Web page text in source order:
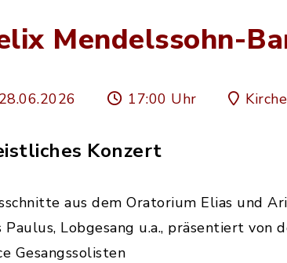
Mendelssohn-
28.06.2026 17:00 Uhr
Konzert
aus dem Oratorium Elias und
Paulus, Lobgesang u.a., präsentiert von
Gesangssolisten